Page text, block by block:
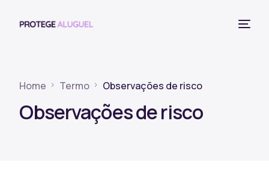
Home Termo Observações de risco
Observações de risco